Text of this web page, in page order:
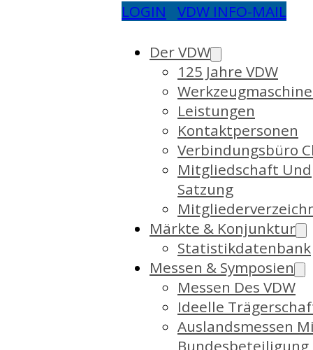
LOGIN
VDW INFO-MAIL
Der VDW
125 Jahre VDW
Leistungen
Kontaktpersonen
Verbindungsbüro
Mitgliedschaft Und
Satzung
Märkte & Konjunktur
Statistikdatenbank
Messen & Symposien
Messen Des VDW
Ideelle
Auslandsmessen
Bundesbeteiligung